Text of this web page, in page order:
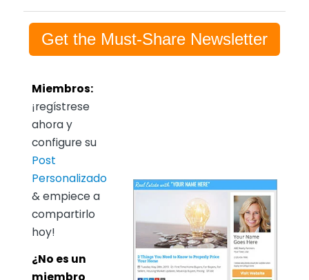
Get the Must-Share Newsletter
Miembros:
¡regístrese
ahora y
configure su
Post
Personalizado
& empiece a
compartirlo
hoy!
¿No es un